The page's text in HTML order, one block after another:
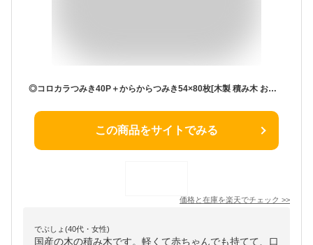
◎コロカラつみき40P＋からからつみき54×80枚[木製 積み木 おしゃれ 知育 ビー玉 転がし 木のおもちゃ 出産祝い 木 ブロック 積木 つみき 日本製 国産 知育おもちゃ] 即納
この商品をサイトでみる
価格と在庫を楽天でチェック >>
でぶしょ(40代・女性)
国産の木の積み木です。軽くて赤ちゃんでも持てて、口